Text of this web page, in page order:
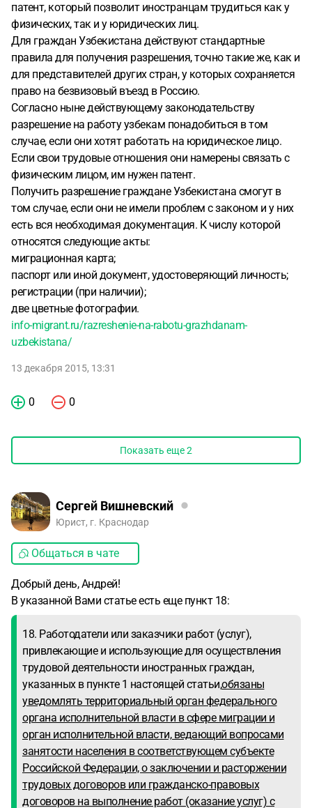
патент, который позволит иностранцам трудиться как у
физических, так и у юридических лиц.
Для граждан Узбекистана действуют стандартные
правила для получения разрешения, точно такие же, как и
для представителей других стран, у которых сохраняется
право на безвизовый въезд в Россию.
Согласно ныне действующему законодательству
разрешение на работу узбекам понадобиться в том
случае, если они хотят работать на юридическое лицо.
Если свои трудовые отношения они намерены связать с
физическим лицом, им нужен патент.
Получить разрешение граждане Узбекистана смогут в
том случае, если они не имели проблем с законом и у них
есть вся необходимая документация. К числу которой
относятся следующие акты:
миграционная карта;
паспорт или иной документ, удостоверяющий личность;
регистрации (при наличии);
две цветные фотографии.
info-migrant.ru/razreshenie-na-rabotu-grazhdanam-
uzbekistana/
13 декабря 2015, 13:31
0 0
Показать еще2
Сергей Вишневский
Юрист, г. Краснодар
Общаться в чате
Добрый день, Андрей!
В указанной Вами статье есть еще пункт 18:
18. Работодатели или заказчики работ (услуг),
привлекающие и использующие для осуществления
трудовой деятельности иностранных граждан,
указанных в пункте 1 настоящей статьи,обязаны
уведомлять территориальный орган федерального
органа исполнительной власти в сфере миграции и
орган исполнительной власти, ведающий вопросами
занятости населения в соответствующем субъекте
Российской Федерации, о заключении и расторжении
трудовых договоров или гражданско-правовых
договоров на выполнение работ (оказание услуг) с